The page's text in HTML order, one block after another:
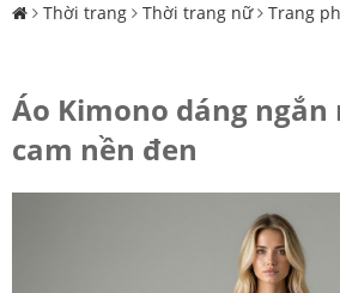
Thời trang Thời trang nữ Trang
Áo Kimono dáng ngắn
cam nền đen